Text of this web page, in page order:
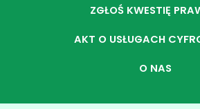
ZGŁOŚ KWESTIĘ
AKT O USŁUGACH
O NAS